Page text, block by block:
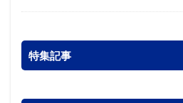
特集記事